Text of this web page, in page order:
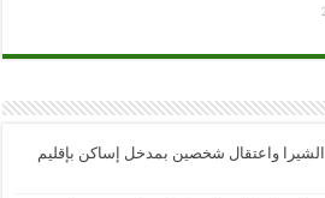
من مخدر الشيرا واعتقال شخصين بمدخل إساكن بإقليم